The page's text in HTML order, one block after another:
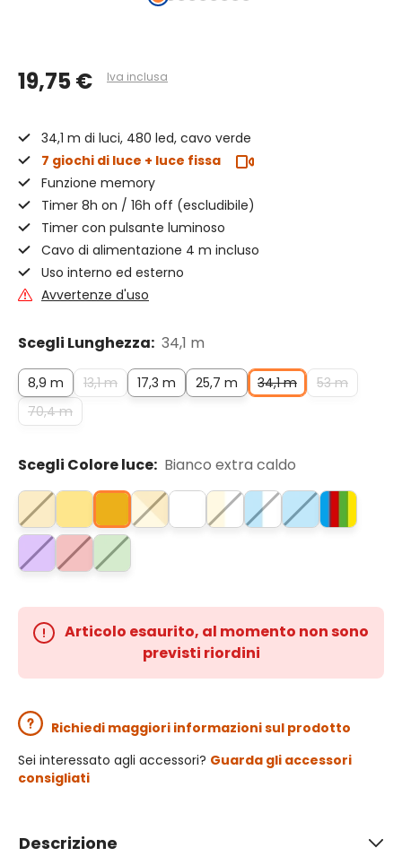
19,75 € Iva inclusa
34,1 m di luci, 480 led, cavo verde
7 giochi di luce + luce fissa
Funzione memory
Timer 8h on / 16h off (escludibile)
Timer con pulsante luminoso
Cavo di alimentazione 4 m incluso
Uso interno ed esterno
Avvertenze d'uso
Scegli Lunghezza: 34,1 m
8,9 m 13,1 m 17,3 m 25,7 m 34,1 m
53 m
70,4 m
Scegli Colore luce: Bianco extra caldo
Articolo esaurito, al momento non sono
previsti riordini
Richiedi maggiori informazioni sul prodotto
Sei interessato agli accessori? Guarda gli accessori
consigliati
Descrizione